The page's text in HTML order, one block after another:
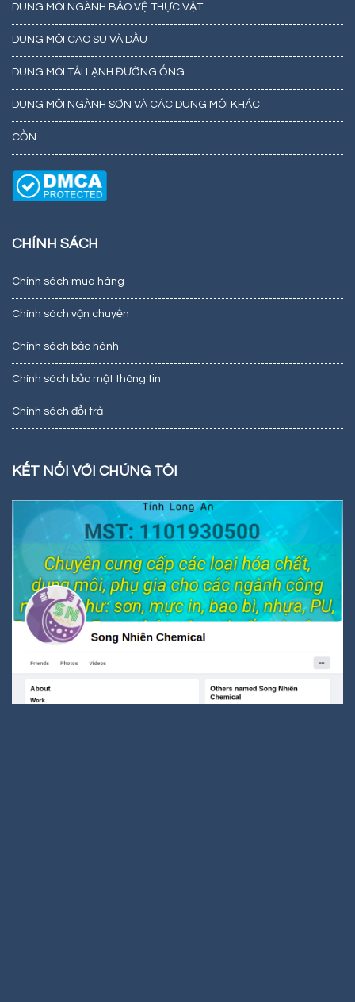
DUNG MÔI NGÀNH BẢO VỆ THỰC VẬT
DUNG MÔI CAO SU VÀ DẦU
DUNG MÔI TẢI LẠNH ĐƯỜNG ỐNG
DUNG MÔI NGÀNH SƠN VÀ CÁC DUNG MÔI KHÁC
CỒN
CHÍNH SÁCH
Chính sách mua hàng
Chính sách vận chuyển
Chính sách bảo hành
Chính sách bảo mật thông tin
Chính sách đổi trả
KẾT NỐI VỚI CHÚNG TÔI